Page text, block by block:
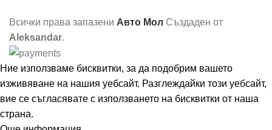
Всички права запазени Авто Мол Създаден от
Aleksandar.
Ние използваме бисквитки, за да подобрим вашето
изживяване на нашия уебсайт. Разглеждайки този уебсайт,
вие се съгласявате с използването на бисквитки от наша
страна.